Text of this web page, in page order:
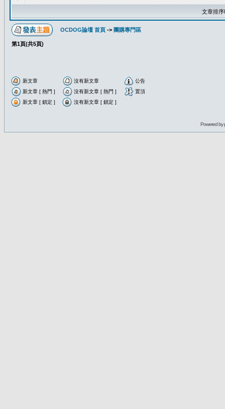
文章排
OCDOG論壇 首頁 -> 團購專門區
第1頁(共5頁)
新文章 沒有新文章
公告
新文章 [ 熱門 ]
沒有新文章 [ 熱門 ]
置頂
新文章 [ 鎖定 ]
沒有新文章 [ 鎖定 ]
Powered by